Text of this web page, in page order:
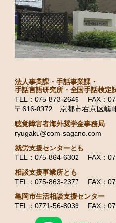
法人事業課・手話事業課・
手話言語研究所・全国手話検定
TEL：075-873-2646 FAX：
〒616-8372 京都市右京区嵯
聴覚障害者海外奨学金事務局
ryugaku@com-sagano.com
就労支援センターとも
TEL：075-864-6302 FAX：
相談支援事業所とも
TEL：075-863-2377 FAX：
亀岡市生活相談支援センター
TEL：0771-56-8039 FAX：